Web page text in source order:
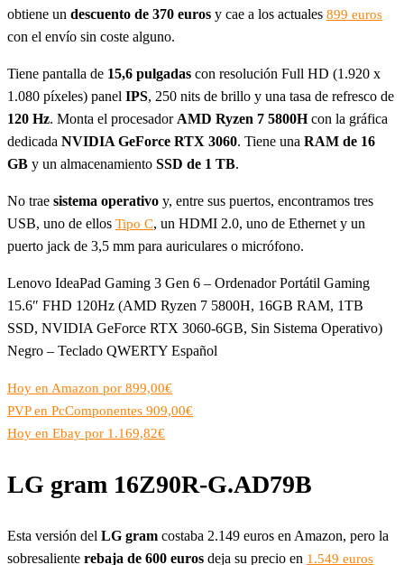
obtiene un descuento de 370 euros y cae a los actuales 899 euros
con el envío sin coste alguno.
Tiene pantalla de 15,6 pulgadas con resolución Full HD (1.920 x
1.080 píxeles) panel IPS, 250 nits de brillo y una tasa de refresco de
120 Hz. Monta el procesadorAMD Ryzen 7 5800Hcon la gráfica
dedicada NVIDIA GeForce RTX 3060. Tiene una RAM de 16
GB y un almacenamiento SSD de 1 TB.
No trae sistema operativo y, entre sus puertos, encontramos tres
USB, uno de ellos Tipo C, un HDMI 2.0, uno de Ethernet y un
puerto jack de 3,5 mm para auriculares o micrófono.
Lenovo IdeaPad Gaming 3 Gen 6 – Ordenador Portátil Gaming
15.6″ FHD 120Hz (AMD Ryzen 7 5800H, 16GB RAM, 1TB
SSD, NVIDIA GeForce RTX 3060-6GB, Sin Sistema Operativo)
Negro – Teclado QWERTY Español
Hoy en Amazon por 899,00€
PVP en PcComponentes 909,00€
Hoy en Ebay por 1.169,82€
LG gram 16Z90R-G.AD79B
Esta versión del LG gram costaba 2.149 euros en Amazon, pero la
sobresaliente rebaja de 600 euros deja su precio en 1.549 euros